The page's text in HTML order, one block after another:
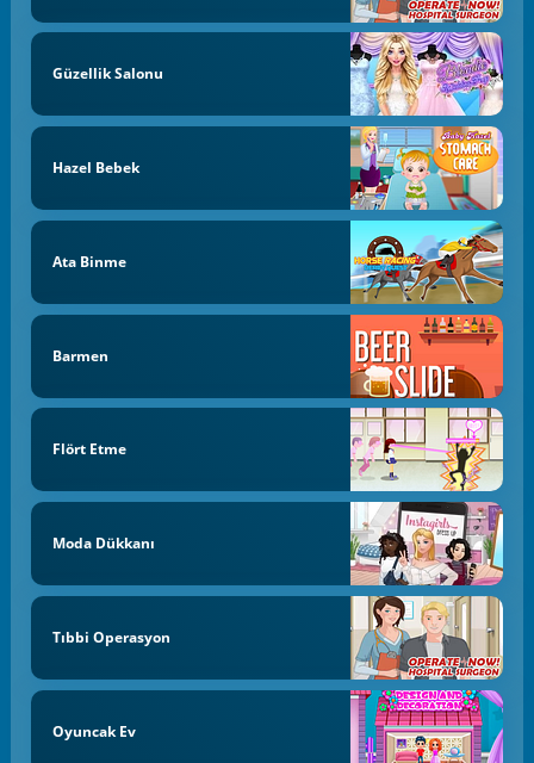
Güzellik Salonu
Hazel Bebek
Ata Binme
Barmen
Flört Etme
Moda Dükkanı
Tıbbi Operasyon
Oyuncak Ev